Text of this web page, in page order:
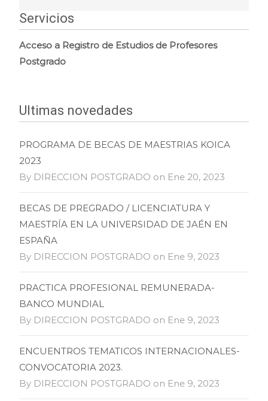
Servicios
Acceso a Registro de Estudios de Profesores
Postgrado
Ultimas novedades
PROGRAMA DE BECAS DE MAESTRIAS KOICA
2023
By DIRECCION POSTGRADO on Ene 20, 2023
BECAS DE PREGRADO / LICENCIATURA Y
MAESTRÍA EN LA UNIVERSIDAD DE JAÉN EN
ESPAÑA
By DIRECCION POSTGRADO on Ene 9, 2023
PRACTICA PROFESIONAL REMUNERADA-
BANCO MUNDIAL
By DIRECCION POSTGRADO on Ene 9, 2023
ENCUENTROS TEMATICOS INTERNACIONALES-
CONVOCATORIA 2023.
By DIRECCION POSTGRADO on Ene 9, 2023